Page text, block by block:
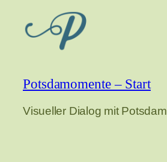
Potsdamomente – Start
Visueller Dialog mit Potsdam